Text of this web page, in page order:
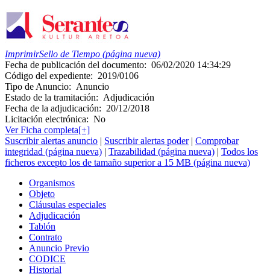
ImprimirSello de Tiempo (página nueva)
Fecha de publicación del documento: 06/02/2020 14:34:29
Código del expediente: 2019/0106
Tipo de Anuncio: Anuncio
Estado de la tramitación: Adjudicación
Fecha de la adjudicación: 20/12/2018
Licitación electrónica: No
Ver Ficha completa[+]
Suscribir alertas anuncio | Suscribir alertas poder| Comprobar
integridad (página nueva) | Trazabilidad (página nueva) | Todos los
ficheros excepto los de tamaño superior a 15 MB (página nueva)
Organismos
Objeto
Cláusulas especiales
Adjudicación
Tablón
Contrato
Anuncio Previo
CODICE
Historial